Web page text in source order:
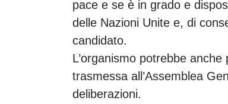
pace e se è in grado e
delle Nazioni Unite e, di
candidato.
L’organismo potrebbe
trasmessa all’Assemblea
deliberazioni.